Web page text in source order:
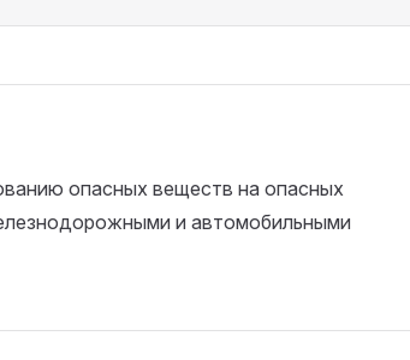
опасных веществ на опасных
и автомобильными